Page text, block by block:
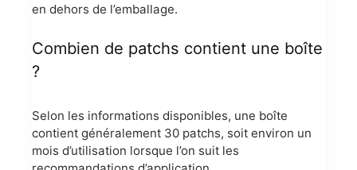
en dehors de l’emballage.
Combien de patchs contient une boîte
?
Selon les informations disponibles, une boîte
contient généralement 30 patchs, soit environ un
mois d’utilisation lorsque l’on suit les